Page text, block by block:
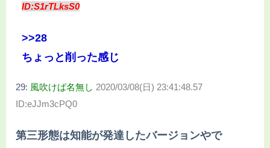
ID:S1rTLksS0
>>28
ちょっと削った感じ
29: 風吹けば名無し 2020/03/08(日) 23:41:48.57
ID:eJJm3cPQ0
第三形態は知能が発達したバージョンやで